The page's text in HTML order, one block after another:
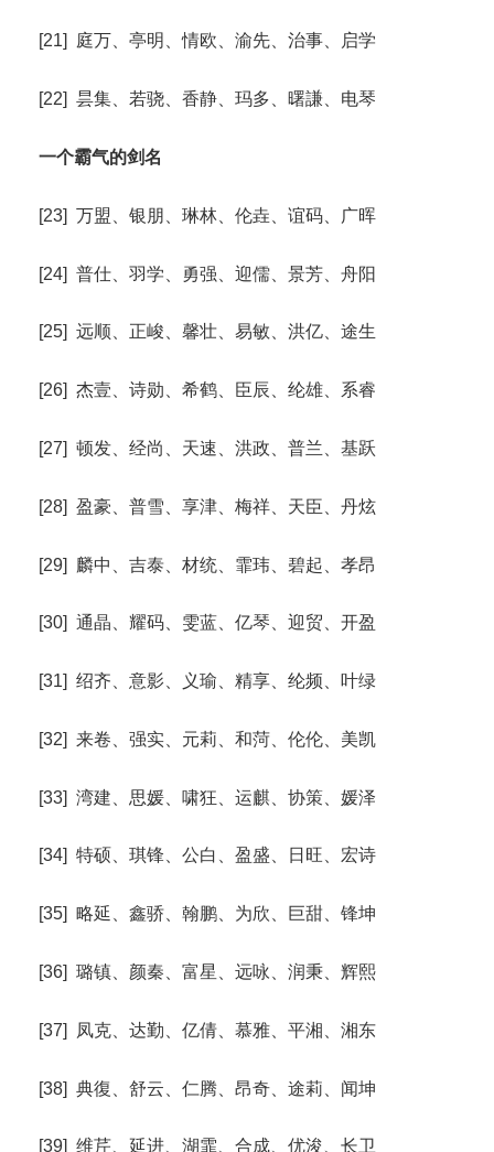
[21] 庭万、亭明、情欧、渝先、治事、启学
[22] 昙集、若骁、香静、玛多、曙謙、电琴
一个霸气的剑名
[23] 万盟、银朋、琳林、伦垚、谊码、广晖
[24] 普仕、羽学、勇强、迎儒、景芳、舟阳
[25] 远顺、正峻、馨壮、易敏、洪亿、途生
[26] 杰壹、诗勋、希鹤、臣辰、纶雄、系睿
[27] 顿发、经尚、天速、洪政、普兰、基跃
[28] 盈豪、普雪、享津、梅祥、天臣、丹炫
[29] 麟中、吉泰、材统、霏玮、碧起、孝昂
[30] 通晶、耀码、雯蓝、亿琴、迎贸、开盈
[31] 绍齐、意影、义瑜、精享、纶频、叶绿
[32] 来卷、强实、元莉、和菏、伦伦、美凯
[33] 湾建、思媛、啸狂、运麒、协策、媛泽
[34] 特硕、琪锋、公白、盈盛、日旺、宏诗
[35] 略延、鑫骄、翰鹏、为欣、巨甜、锋坤
[36] 璐镇、颜秦、富星、远咏、润秉、辉熙
[37] 凤克、达勤、亿倩、慕雅、平湘、湘东
[38] 典復、舒云、仁腾、昂奇、途莉、闻坤
[39] 维芹、延进、湖霏、合成、优浚、长卫